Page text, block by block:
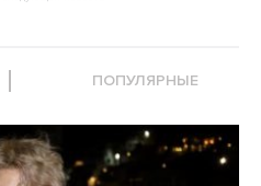
ПОПУЛЯРНЫЕ